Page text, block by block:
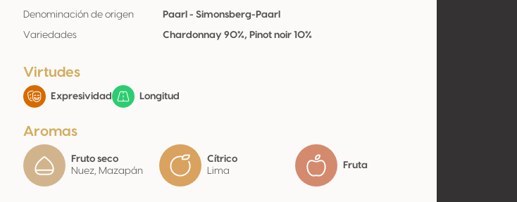
Denominación de origen Paarl - Simonsberg-Paarl
Variedades Chardonnay 90%, Pinot noir 10%
Virtudes
Expresividad Longitud
Aromas
Fruto seco
Nuez, Mazapán
Cítrico
Lima
Fruta